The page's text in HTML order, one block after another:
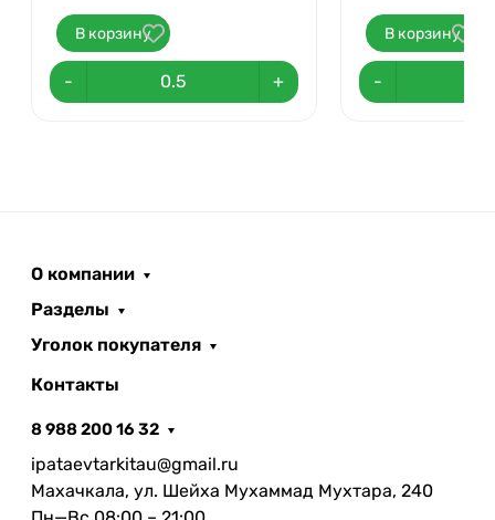
В корзину
- +
В корзину
-
О компании
Разделы
Уголок покупателя
Контакты
8 988 200 16 32
ipataevtarkitau@gmail.ru
Махачкала, ул. Шейха Мухаммад Мухтара, 240